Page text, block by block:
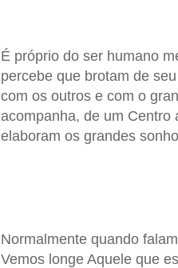
É próprio do ser humano
percebe que brotam de
com os outros e com o
acompanha, de um Centro
elaboram os grandes
Normalmente quando
Vemos longe Aquele que